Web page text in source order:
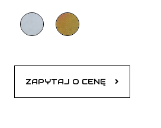
ZAPYTAJ O CENĘ